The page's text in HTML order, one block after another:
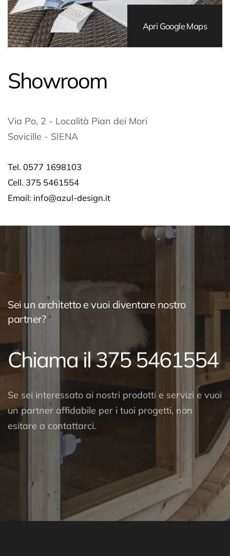
Apri Google Maps
Showroom
Via Po, 2 - Località Pian dei Mori
Sovicille - SIENA
Tel. 0577 1698103
Cell. 375 5461554
Email: info@azul-design.it
Sei un architetto e vuoi diventare nostro
partner?
Chiama il 375 5461554
Se sei interessato ai nostri prodotti e servizi e vuoi
un partner affidabile per i tuoi progetti, non
esitare a contattarci.